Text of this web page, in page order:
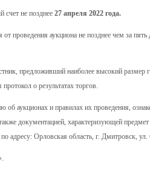
счет не позднее 27 апреля 2022 года.
от проведения аукциона не позднее чем за
предложивший наиболее высокий размер
о результатах торгов.
аукционах и правилах их проведения,
документацией, характеризующей
адресу: Орловская область, г. Дмитровск,